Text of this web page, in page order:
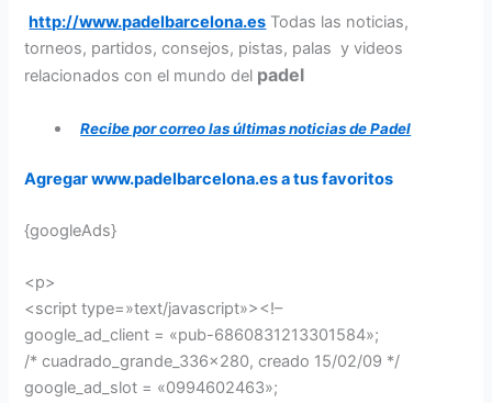
http://www.padelbarcelona.es Todas las noticias,
torneos, partidos, consejos, pistas, palas y videos
relacionados con el mundo del padel
Recibe por correo las últimas noticias de Padel
Agregar www.padelbarcelona.es a tus favoritos
{googleAds}
<p>
<script type=»text/javascript»><!–
google_ad_client = «pub-6860831213301584»;
/* cuadrado_grande_336x280, creado 15/02/09 */
google_ad_slot = «0994602463»;